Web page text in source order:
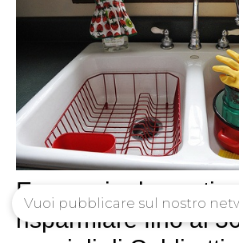
Economia domestica,
risparmiare fino al
Vuoi pubblicare sul nostro